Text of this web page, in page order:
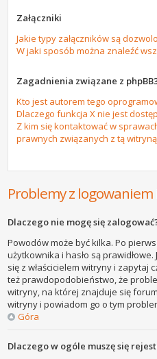
Załączniki
Jakie typy załączników są
W jaki sposób można znaleźć
Zagadnienia związane z
Kto jest autorem tego
Dlaczego funkcja X nie jest
Z kim się kontaktować w
prawnych związanych z tą
Problemy z
Dlaczego nie mogę się
Powodów może być kilka. Po
użytkownika i hasło są
się z właścicielem witryny i zapytaj
też prawdopodobieństwo, że
witryny, na której znajduje się
witryny i powiadom go o tym
Góra
Dlaczego w ogóle muszę się